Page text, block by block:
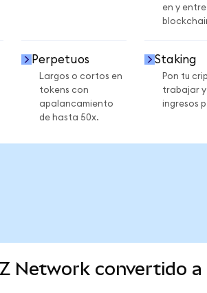
en y entre
Perpetuos
Largos o cortos en
tokens con
apalancamiento
de hasta 50x.
Staking
Pon tu
trabajar
ingresos
Network convertido